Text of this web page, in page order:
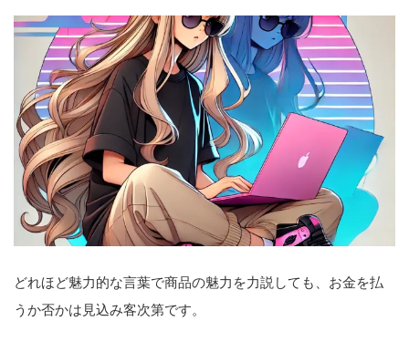
どれほど魅力的な言葉で商品の魅力を力説しても、お金を払
うか否かは見込み客次第です。